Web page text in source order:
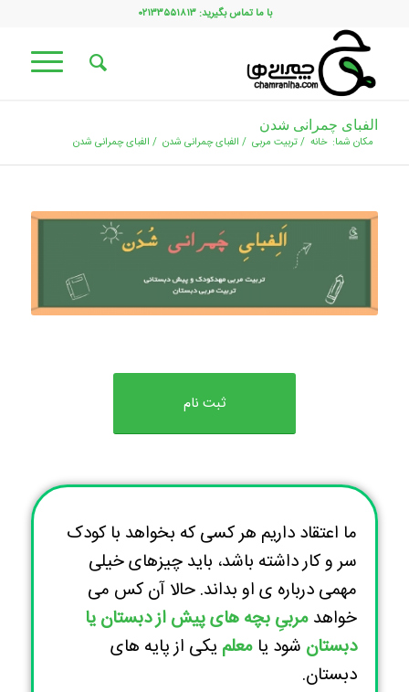
با ما تماس بگیرید: ۰۲۱۳۳۵۵۱۸۱۳
الفبای چمرانی شدن
مکان شما: خانه /تربیت مربی / الفبای چمرانی شدن / الفبای چمرانی شدن
ثبت نام
ما اعتقاد داریم هر کسی که بخواهد با کودک
سر و کار داشته باشد، باید چیزهای خیلی
مهمی درباره ی او بداند. حالا آن کس می
خواهدمربیِ بچه های پیش از دبستان یا
دبستان شود یامعلمیکی از پایه های
دبستان.